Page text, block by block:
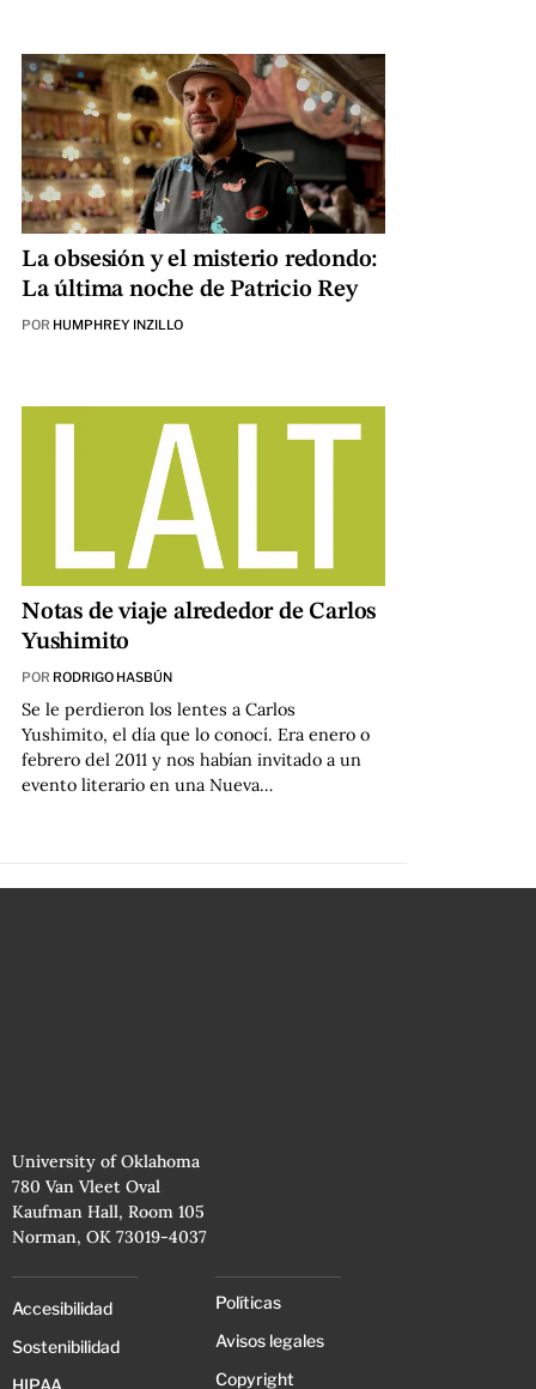
La obsesión y el misterio redondo:
La última noche de Patricio Rey
POR HUMPHREY INZILLO
Notas de viaje alrededor de Carlos
Yushimito
POR RODRIGO HASBÚN
Se le perdieron los lentes a Carlos
Yushimito, el día que lo conocí. Era enero o
febrero del 2011 y nos habían invitado a un
evento literario en una Nueva…
University of Oklahoma
780 Van Vleet Oval
Kaufman Hall, Room 105
Norman, OK 73019-4037
Accesibilidad
Sostenibilidad
HIPAA
Políticas
Avisos legales
Copyright